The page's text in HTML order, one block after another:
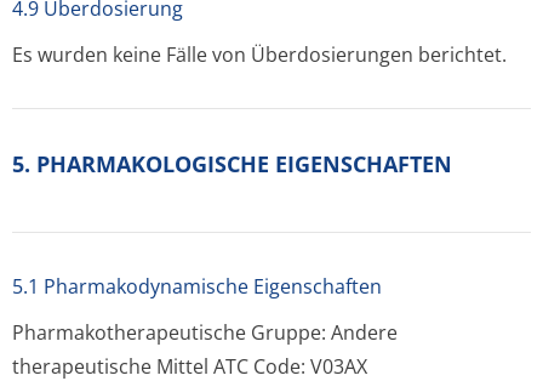
4.9 Überdosierung
Es wurden keine Fälle von Überdosierungen berichtet.
5. PHARMAKOLOGISCHE EIGENSCHAFTEN
5.1 Pharmakodynamische Eigenschaften
Pharmakothera­peutische Gruppe: Andere
therapeutische Mittel ATC Code: V03AX